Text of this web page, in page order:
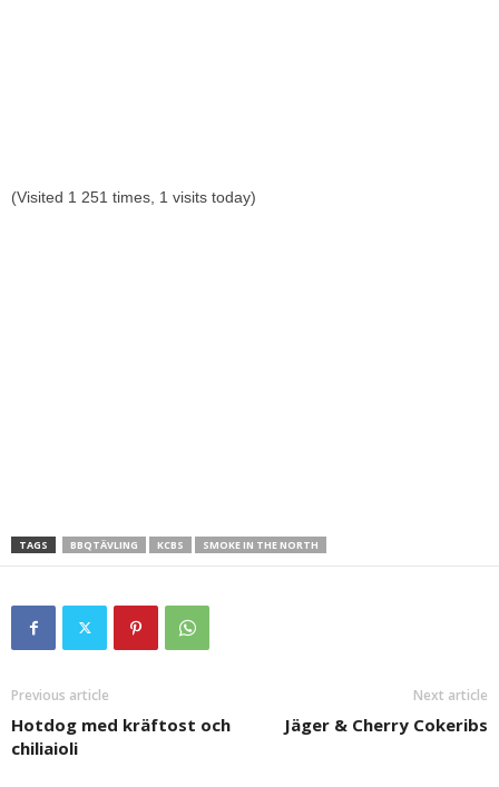
(Visited 1 251 times, 1 visits today)
TAGS BBQTÄVLING KCBS SMOKE IN THE NORTH
Previous article
Hotdog med kräftost och
chiliaioli
Next article
Jäger & Cherry Cokeribs